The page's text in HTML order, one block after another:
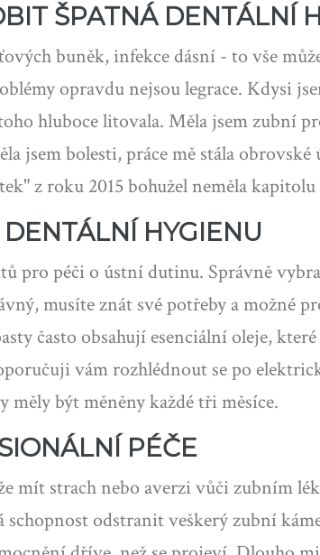
ŠPATNÁ DENTÁLNÍ
buněk, infekce dásní - to vše
opravdu nejsou legrace. Kdysi
hluboce litovala. Měla jsem zubní
jsem bolesti, práce mě stála
z roku 2015 bohužel neměla
HYGIENU
pro péči o ústní dutinu. Správně
musíte znát své potřeby a možné
často obsahují esenciální oleje,
vám rozhlédnout se po
měly být měněny každé tři měsíce.
PÉČE
mít strach nebo averzi vůči zubním
schopnost odstranit veškerý zubní